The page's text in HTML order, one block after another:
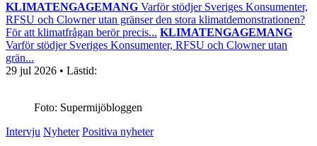
KLIMATENGAGEMANG Varför stödjer Sveriges Konsumenter,
RFSU och Clowner utan gränser den stora klimatdemonstrationen?
För att klimatfrågan berör precis... KLIMATENGAGEMANG
Varför stödjer Sveriges Konsumenter, RFSU och Clowner utan
grän...
29 jul 2026 • Lästid:
Foto: Supermijöbloggen
Intervju Nyheter Positiva nyheter